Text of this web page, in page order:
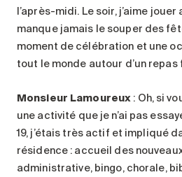
l’après-midi. Le soir, j’aime
manque jamais le souper des
moment de célébration et une
tout le monde autour d’un repas
Monsieur Lamoureux : Oh, si
une activité que je n’ai pas
19, j’étais très actif et impliqué
résidence : accueil des
administrative, bingo, chorale,